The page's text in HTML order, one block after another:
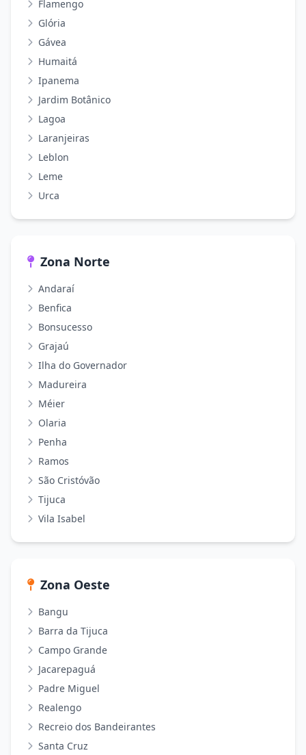
Flamengo
Glória
Gávea
Humaitá
Ipanema
Jardim Botânico
Lagoa
Laranjeiras
Leblon
Leme
Urca
Zona Norte
Andaraí
Benfica
Bonsucesso
Grajaú
Ilha do Governador
Madureira
Méier
Olaria
Penha
Ramos
São Cristóvão
Tijuca
Vila Isabel
Zona Oeste
Bangu
Barra da Tijuca
Campo Grande
Jacarepaguá
Padre Miguel
Realengo
Recreio dos Bandeirantes
Santa Cruz